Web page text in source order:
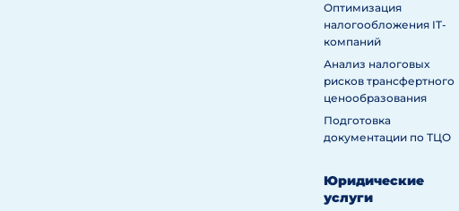
Оптимизация
налогообложения IT-
компаний
Анализ налоговых
рисков трансфертного
ценообразования
Подготовка
документации по ТЦО
Юридические
услуги